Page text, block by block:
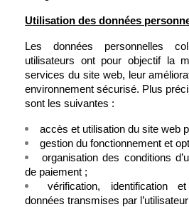
Utilisation des données
Les données personnelles
utilisateurs ont pour objectif la
services du site web, leur
environnement sécurisé. Plus
sont les suivantes :
accès et utilisation du site web
gestion du fonctionnement et
organisation des conditions
de paiement ;
vérification, identification
données transmises par